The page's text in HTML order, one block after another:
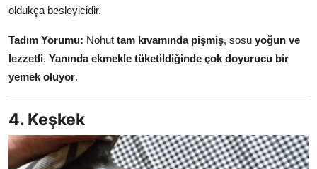
oldukça besleyicidir.
Tadım Yorumu: Nohut tam kıvamında pişmiş, sosu yoğun ve
lezzetli. Yanında ekmekle tüketildiğinde çok doyurucu bir
yemek oluyor.
4. Keşkek